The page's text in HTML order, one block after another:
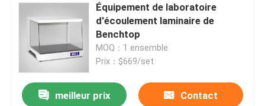
Équipement de laboratoire
d'écoulement laminaire de
Benchtop
MOQ：1 ensemble
Prix：$669/set
meilleur prix Contact